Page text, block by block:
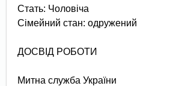
Стать: Чоловіча
Сімейний стан: одружений
ДОСВІД РОБОТИ
Митна служба України